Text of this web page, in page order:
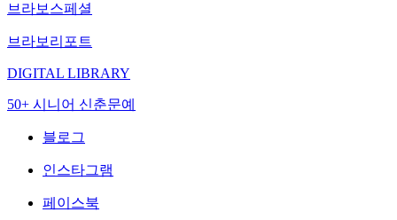
브라보스페셜
브라보리포트
DIGITAL LIBRARY
50+ 시니어 신춘문예
블로그
인스타그램
페이스북